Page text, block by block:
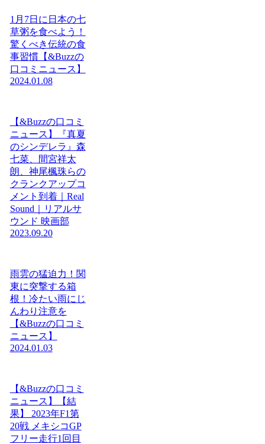
1月7日に日本の七
草粥を食べよう！
驚くべき伝統の食
事習慣【&Buzzの
口コミニュース】
2024.01.08
【&Buzzの口コミ
ニュース】『真夏
のシンデレラ』森
七菜、間宮祥太
朗、神尾楓珠らの
クランクアップコ
メント到着｜Real
Sound｜リアルサ
ウンド 映画部
2023.09.20
雨雲の猛迫力！関
東に突撃する箱
根！冷たい雨にじ
んわり注意を
【&Buzzの口コミ
ニュース】
2024.01.03
【&Buzzの口コミ
ニュース】【結
果】 2023年F1第
20戦 メキシコGP
フリー走行1回目